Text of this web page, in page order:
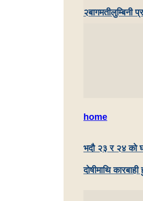
२बागमतीलुम्बिनी
home
भदौ २३ र २४ काे
दोषीमाथि